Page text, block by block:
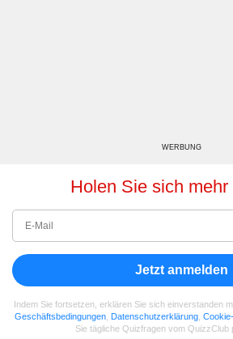
WERBUNG
Holen Sie sich mehr
Jetzt anmelden
Indem Sie fortsetzen, erklären Sie sich einverstanden
Geschäftsbedingungen Datenschutzerklärung
Sie tägliche Quizfragen vom QuizzClub